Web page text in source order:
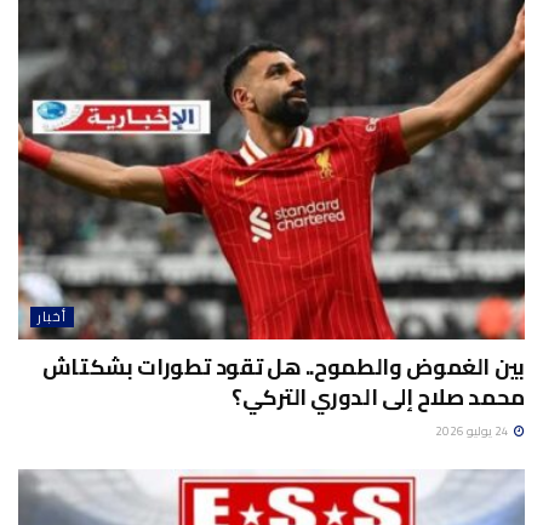
أخبار
بين الغموض والطموح.. هل تقود تطورات بشكتاش
محمد صلاح إلى الدوري التركي؟